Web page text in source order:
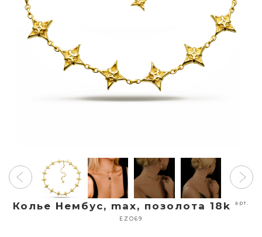
Колье Нембус, max, позолота 18k арт.
EZO69